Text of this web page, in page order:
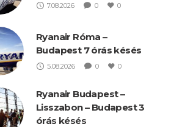
7.08.2026 0 0
Ryanair Róma –
Budapest 7 órás késés
5.08.2026 0 0
Ryanair Budapest –
Lisszabon – Budapest 3
órás késés